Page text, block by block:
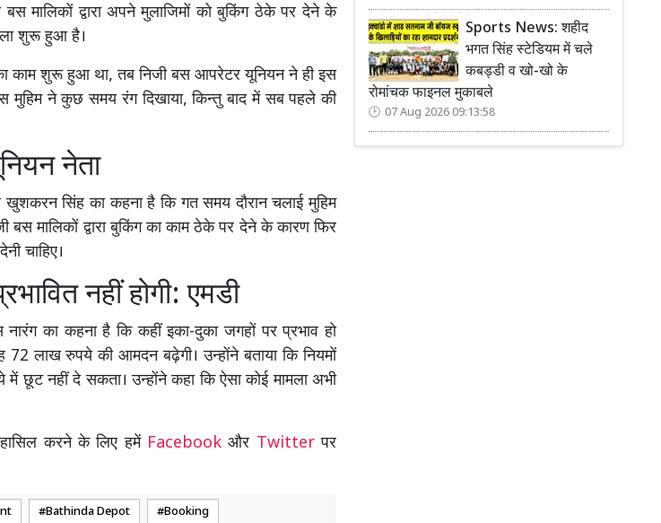
बस मालिकों द्वारा अपने मुलाजिमों को बुकिंग ठेके पर देने के
शुरू हुआ है।
काम शुरू हुआ था, तब निजी बस आपरेटर यूनियन ने ही इस
मुहिम ने कुछ समय रंग दिखाया, किन्तु बाद में सब पहले की
नेता
सिंह का कहना है कि गत समय दौरान चलाई मुहिम
बस मालिकों द्वारा बुकिंग का काम ठेके पर देने के कारण फिर
चाहिए।
नहीं होगी: एमडी
का कहना है कि कहीं इका-दुका जगहों पर प्रभाव हो
लाख रुपये की आमदन बढ़ेगी। उन्होंने बताया कि नियमों
में छूट नहीं दे सकता। उन्होंने कहा कि ऐसा कोई मामला अभी
करने के लिए हमें Facebookऔर Twitterपर
Bathinda Depot Booking
Sports News: शहीद
भगत सिंह स्टेडियम में चले
कबड्डी व खो-खो के
रोमांचक फाइनल मुकाबले
07 Aug 2026 09:13:58